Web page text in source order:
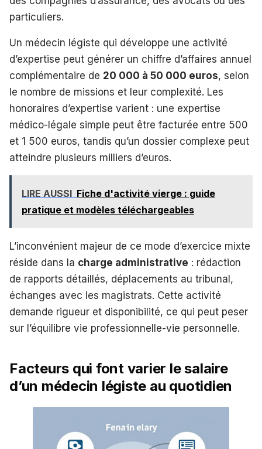
particuliers.
Un médecin légiste qui développe une activité
d’expertise peut générer un chiffre d’affaires annuel
complémentaire de 20 000 à 50 000 euros, selon
le nombre de missions et leur complexité. Les
honoraires d’expertise varient : une expertise
médico-légale simple peut être facturée entre 500
et 1 500 euros, tandis qu’un dossier complexe peut
atteindre plusieurs milliers d’euros.
LIRE AUSSI Fiche d'activité vierge : guide
pratique et modèles téléchargeables
L’inconvénient majeur de ce mode d’exercice mixte
réside dans la charge administrative : rédaction
de rapports détaillés, déplacements au tribunal,
échanges avec les magistrats. Cette activité
demande rigueur et disponibilité, ce qui peut peser
sur l’équilibre vie professionnelle-vie personnelle.
Facteurs qui font varier le salaire
d’un médecin légiste au quotidien